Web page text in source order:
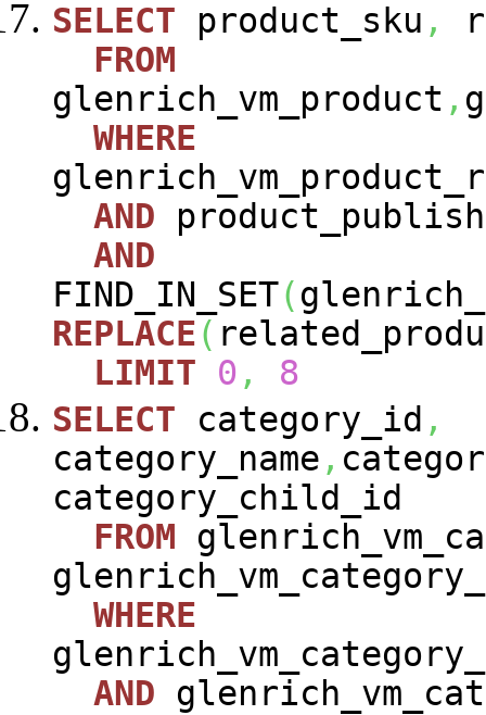
SELECT product_sku ,
FROM
glenrich_vm_product ,
WHERE
AND product_publish
AND
FIND_IN_SET(
REPLACE(
LIMIT
0 ,
8
SELECT category_id ,
category_name ,
category_child_id
FROM
WHERE
AND